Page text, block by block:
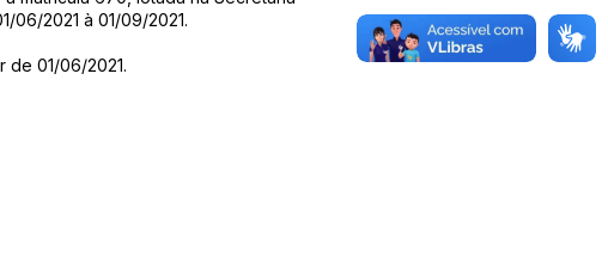
06/2021 à 01/09/2021.
de 01/06/2021.